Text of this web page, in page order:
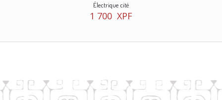
Électrique cité
1 700 XPF